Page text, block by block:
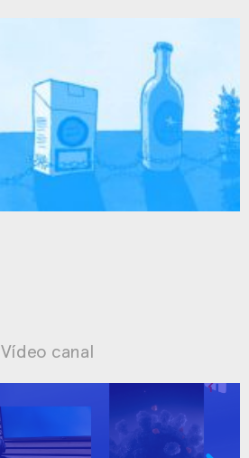
Vídeo canal